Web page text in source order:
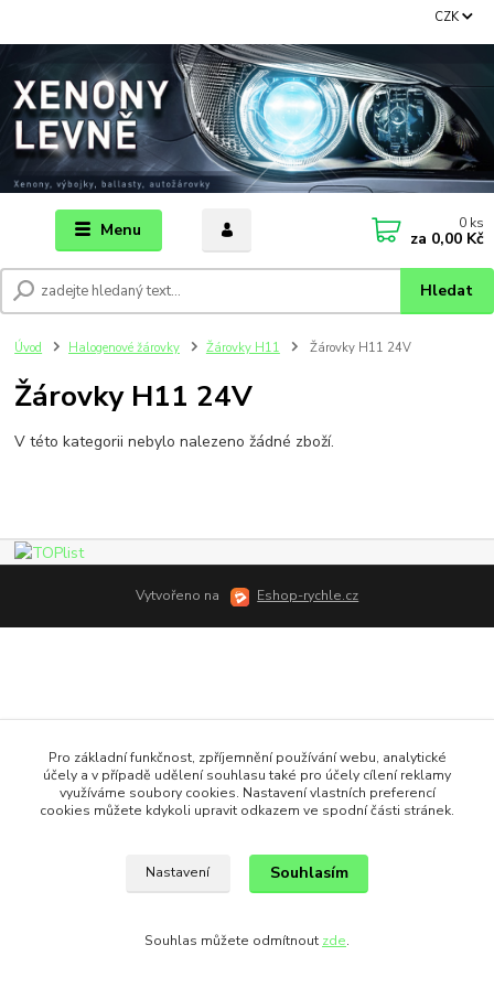
Menu
CZK
Hledat
0 ks
za 0,00 Kč
Úvod Halogenové žárovky Žárovky H11 Žárovky H11 24V
Žárovky H11 24V
V této kategorii nebylo nalezeno žádné zboží.
Vytvořeno na Eshop-rychle.cz
Pro základní funkčnost, zpříjemnění používání webu, analytické
účely a v případě udělení souhlasu také pro účely cílení reklamy
využíváme soubory cookies. Nastavení vlastních preferencí
cookies můžete kdykoli upravit odkazem ve spodní části stránek.
Nastavení Souhlasím
Souhlas můžete odmítnout zde.